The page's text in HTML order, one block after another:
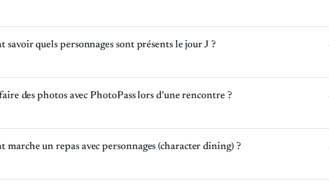
savoir quels personnages sont présents le jour J ?
des photos avec PhotoPass lors d’une rencontre ?
marche un repas avec personnages (character dining) ?